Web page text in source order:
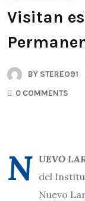
Visitan
BY STEREO91
0 COMMENTS
N UEVO
del
Nuevo